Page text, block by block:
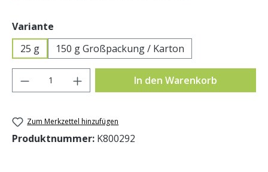
Variante
25 g
150 g Großpackung / Karton
Produkt Anzahl: Gib den gewünschten
In den Warenkorb
Zum Merkzettel hinzufügen
Produktnummer: K800292